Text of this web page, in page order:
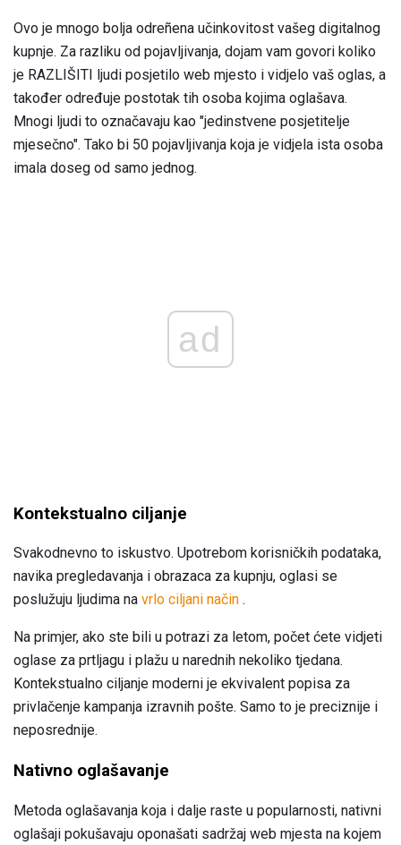
Ovo je mnogo bolja odreñena učinkovitost vašeg digitalnog
kupnje. Za razliku od pojavljivanja, dojam vam govori koliko
je RAZLIŠITI ljudi posjetilo web mjesto i vidjelo vaš oglas, a
također određuje postotak tih osoba kojima oglašava.
Mnogi ljudi to označavaju kao "jedinstvene posjetitelje
mjesečno". Tako bi 50 pojavljivanja koja je vidjela ista osoba
imala doseg od samo jednog.
ad
Kontekstualno ciljanje
Svakodnevno to iskustvo. Upotrebom korisničkih podataka,
navika pregledavanja i obrazaca za kupnju, oglasi se
poslužuju ljudima na vrlo ciljani način .
Na primjer, ako ste bili u potrazi za letom, počet ćete vidjeti
oglase za prtljagu i plažu u narednih nekoliko tjedana.
Kontekstualno ciljanje moderni je ekvivalent popisa za
privlačenje kampanja izravnih pošte. Samo to je preciznije i
neposrednije.
Nativno oglašavanje
Metoda oglašavanja koja i dalje raste u popularnosti, nativni
oglašaji pokušavaju oponašati sadržaj web mjesta na kojem